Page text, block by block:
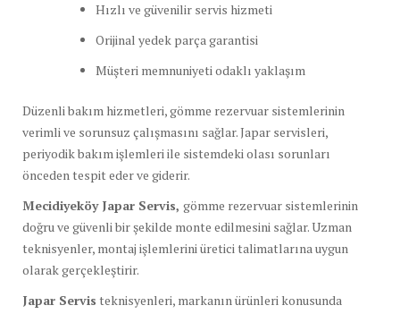
Hızlı ve güvenilir servis hizmeti
Orijinal yedek parça garantisi
Müşteri memnuniyeti odaklı yaklaşım
Düzenli bakım hizmetleri, gömme rezervuar sistemlerinin
verimli ve sorunsuz çalışmasını sağlar. Japar servisleri,
periyodik bakım işlemleri ile sistemdeki olası sorunları
önceden tespit eder ve giderir.
Mecidiyeköy Japar Servis, gömme rezervuar sistemlerinin
doğru ve güvenli bir şekilde monte edilmesini sağlar. Uzman
teknisyenler, montaj işlemlerini üretici talimatlarına uygun
olarak gerçekleştirir.
Japar Servis teknisyenleri, markanın ürünleri konusunda